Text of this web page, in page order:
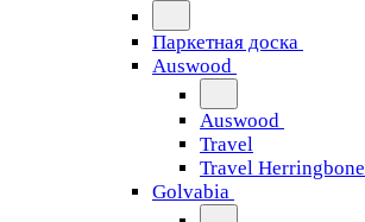
Паркетная доска
Auswood
Auswood
Travel
Travel Herringbone
Golvabia